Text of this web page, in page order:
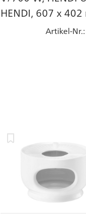
HENDI, 607 x
Höhe 245 mm,
Artikel-Nr.